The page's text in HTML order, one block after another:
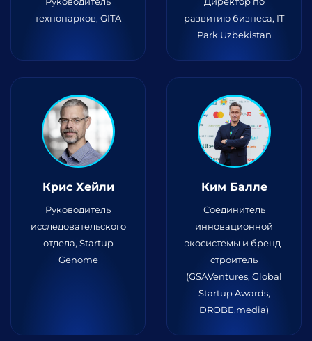
технопарков, GITA
развитию бизнеса, IT
Park Uzbekistan
Крис Хейли
Руководитель
исследовательского
отдела, Startup
Genome
Ким Балле
Соединитель
инновационной
экосистемы и бренд-
строитель
(GSAVentures, Global
Startup Awards,
DROBE.media)